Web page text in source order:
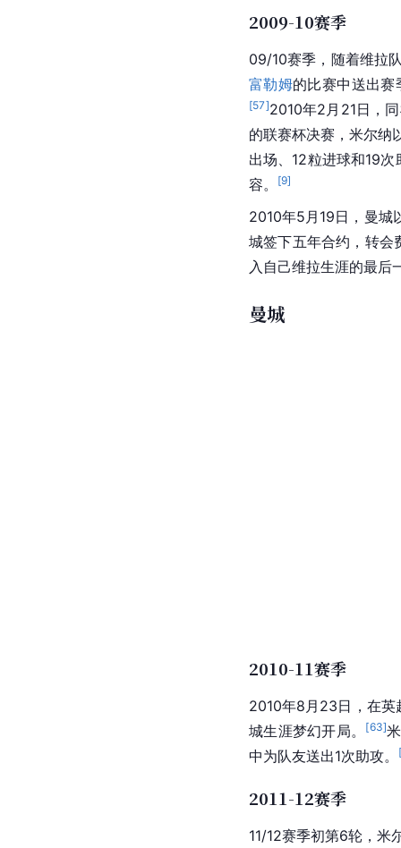
2009-10赛季
09/10赛季，随着维拉
富勒姆的比赛中送出赛
[57]2010年2月21日，
的联赛杯决赛，米尔纳
出场、12粒进球和19
容。
[9]
2010年5月19日，曼城
城签下五年合约，转
入自己维拉生涯的最后
曼城
2010-11赛季
2010年8月23日，在英
城生涯梦幻开局。
[63]
中为队友送出1次助攻。
2011-12赛季
11/12赛季初第6轮，